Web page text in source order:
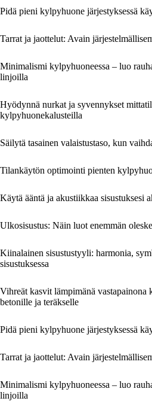
Pidä pieni kylpyhuone järjestyksessä
Tarrat ja jaottelut: Avain
Minimalismi kylpyhuoneessa – luo
linjoilla
Hyödynnä nurkat ja syvennykset
kylpyhuonekalusteilla
Säilytä tasainen valaistustaso, kun
Tilankäytön optimointi pienten
Käytä ääntä ja akustiikkaa sisustuksesi
Ulkosisustus: Näin luot enemmän
Kiinalainen sisustustyyli: harmonia,
sisustuksessa
Vihreät kasvit lämpimänä
betonille ja teräkselle
Pidä pieni kylpyhuone järjestyksessä
Tarrat ja jaottelut: Avain
Minimalismi kylpyhuoneessa – luo
linjoilla